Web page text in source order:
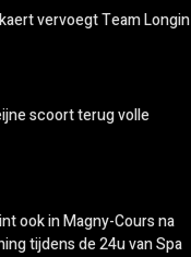
vervoegt Team Longin
scoort terug volle
ook in Magny-Cours na
tijdens de 24u van Spa